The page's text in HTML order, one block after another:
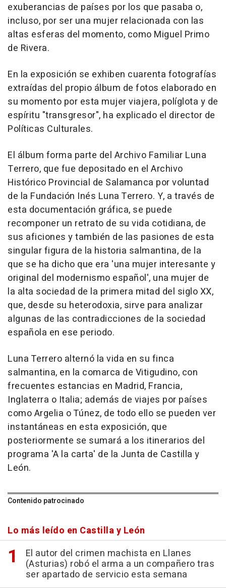
exuberancias de países por los que pasaba o,
incluso, por ser una mujer relacionada con las
altas esferas del momento, como Miguel Primo
de Rivera.
En la exposición se exhiben cuarenta fotografías
extraídas del propio álbum de fotos elaborado en
su momento por esta mujer viajera, políglota y de
espíritu "transgresor", ha explicado el director de
Políticas Culturales.
El álbum forma parte del Archivo Familiar Luna
Terrero, que fue depositado en el Archivo
Histórico Provincial de Salamanca por voluntad
de la Fundación Inés Luna Terrero. Y, a través de
esta documentación gráfica, se puede
recomponer un retrato de su vida cotidiana, de
sus aficiones y también de las pasiones de esta
singular figura de la historia salmantina, de la
que se ha dicho que era 'una mujer interesante y
original del modernismo español', una mujer de
la alta sociedad de la primera mitad del siglo XX,
que, desde su heterodoxia, sirve para analizar
algunas de las contradicciones de la sociedad
española en ese periodo.
Luna Terrero alternó la vida en su finca
salmantina, en la comarca de Vitigudino, con
frecuentes estancias en Madrid, Francia,
Inglaterra o Italia; además de viajes por países
como Argelia o Túnez, de todo ello se pueden ver
instantáneas en esta exposición, que
posteriormente se sumará a los itinerarios del
programa 'A la carta' de la Junta de Castilla y
León.
Contenido patrocinado
Lo más leído en Castilla y León
El autor del crimen machista en Llanes
(Asturias) robó el arma a un compañero tras
ser apartado de servicio esta semana